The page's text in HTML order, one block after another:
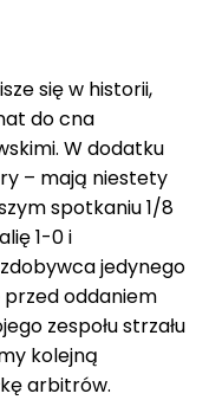
się w historii,
do cna
W dodatku
– mają niestety
spotkaniu 1/8
1-0 i
jedynego
przed oddaniem
zespołu strzału
kolejną
arbitrów.